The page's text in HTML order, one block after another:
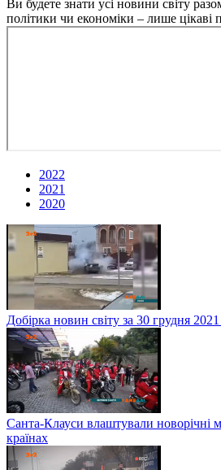
Ви будете знати усі новини світу
політики чи економіки – лише цікаві
2022
2021
2020
Добірка новин світу за 30 грудня
Санта-Клауси влаштували новорічні
країнах